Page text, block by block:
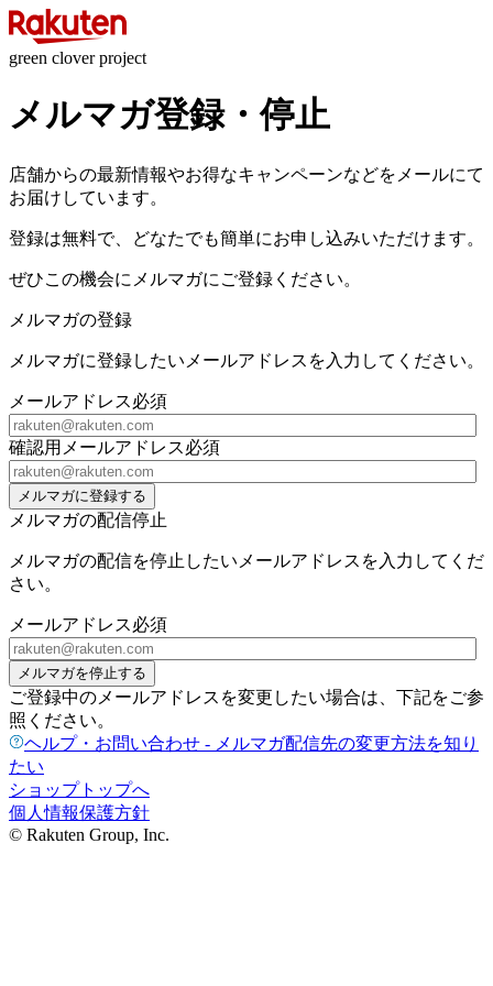
green clover project
メルマガ登録・停止
店舗からの最新情報やお得なキャンペーンなどをメールにて
お届けしています。
登録は無料で、どなたでも簡単にお申し込みいただけます。
ぜひこの機会にメルマガにご登録ください。
メルマガの登録
メルマガに登録したいメールアドレスを入力してください。
メールアドレス必須
確認用メールアドレス必須
メルマガに登録する
メルマガの配信停止
メルマガの配信を停止したいメールアドレスを入力してくだ
さい。
メールアドレス必須
メルマガを停止する
ご登録中のメールアドレスを変更したい場合は、下記をご参
照ください。
ヘルプ・お問い合わせ - メルマガ配信先の変更方法を知り
たい
ショップトップへ
個人情報保護方針
© Rakuten Group, Inc.